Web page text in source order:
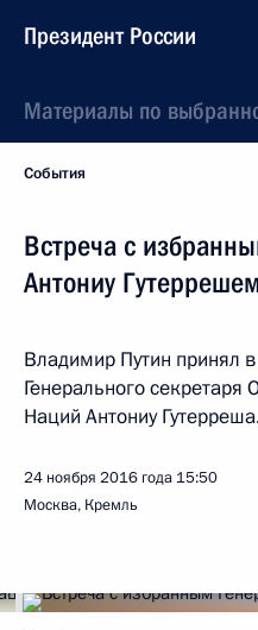
Президент России
Материалы по
События
Встреча с
Антониу Гутеррешем
Владимир Путин принял
Генерального
Наций Антониу
24 ноября 2016 года 15:50
Москва, Кремль